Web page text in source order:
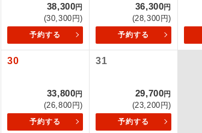
38,300円
(30,300円)
予約する
36,300円
(28,300円)
予約する
30
33,800円
(26,800円)
予約する
31
29,700円
(23,200円)
予約する
大浴場
全食事付き
トラベルイヤホン